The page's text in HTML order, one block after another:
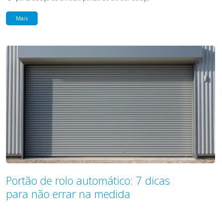
Mais
Portão de rolo automático: 7 dicas
para não errar na medida